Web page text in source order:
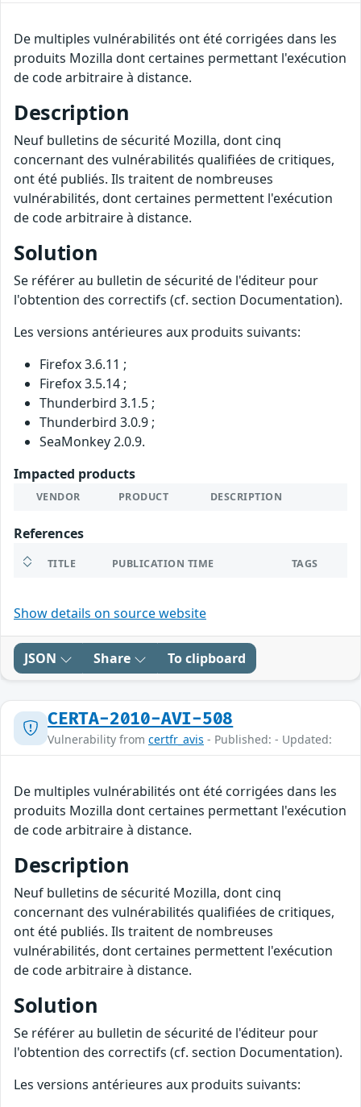
De multiples vulnérabilités ont été corrigées dans les
produits Mozilla dont certaines permettant l'exécution
de code arbitraire à distance.
Description
Neuf bulletins de sécurité Mozilla, dont cinq
concernant des vulnérabilités qualifiées de critiques,
ont été publiés. Ils traitent de nombreuses
vulnérabilités, dont certaines permettent l'exécution
de code arbitraire à distance.
Solution
Se référer au bulletin de sécurité de l'éditeur pour
l'obtention des correctifs (cf. section Documentation).
Les versions antérieures aux produits suivants:
Firefox 3.6.11 ;
Firefox 3.5.14 ;
Thunderbird 3.1.5 ;
Thunderbird 3.0.9 ;
SeaMonkey 2.0.9.
Impacted products
VENDOR PRODUCT DESCRIPTION
References
TITLE PUBLICATION TIME TAGS
Show details on source website
JSON Share To clipboard
CERTA-2010-AVI-508
Vulnerability from certfr_avis - Published: - Updated:
De multiples vulnérabilités ont été corrigées dans les
produits Mozilla dont certaines permettant l'exécution
de code arbitraire à distance.
Description
Neuf bulletins de sécurité Mozilla, dont cinq
concernant des vulnérabilités qualifiées de critiques,
ont été publiés. Ils traitent de nombreuses
vulnérabilités, dont certaines permettent l'exécution
de code arbitraire à distance.
Solution
Se référer au bulletin de sécurité de l'éditeur pour
l'obtention des correctifs (cf. section Documentation).
Les versions antérieures aux produits suivants: